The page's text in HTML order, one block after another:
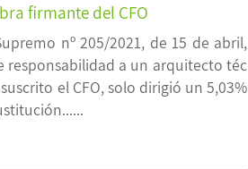
firmante del CFO
nº 205/2021, de 15 de abril,
responsabilidad a un arquitecto téc
el CFO, solo dirigió un 5,03%